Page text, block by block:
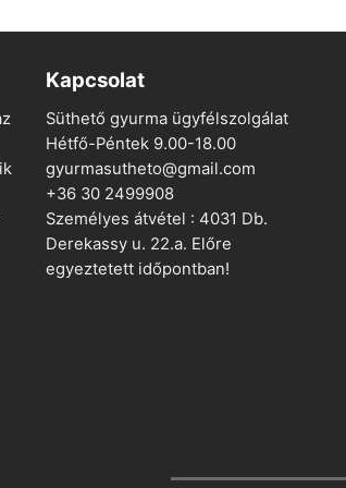
Kapcsolat
Süthető gyurma ügyfélszolgálat
Hétfő-Péntek 9.00-18.00
gyurmasutheto@gmail.com
+36 30 2499908
Személyes átvétel : 4031 Db.
Derekassy u. 22.a. Előre
egyeztetett időpontban!